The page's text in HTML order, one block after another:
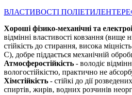
ВЛАСТИВОСТІ
Хороші фізико-механічні та
відмінні властивості ковзання (вище
стійкість до стирання, висока
C), добре піддається механічній
Атмосферостійкість - володіє
вологостійкістю, практично не
Хімстійкість - стійкі до дії
спиртів, жирів, водних розчинів